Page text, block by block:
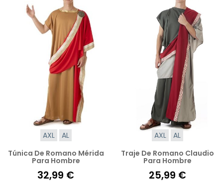
AXL
AL
Túnica De Romano Mérida
Para Hombre
32,99 €
AXL
AL
Traje De Romano Claudio
Para Hombre
25,99 €